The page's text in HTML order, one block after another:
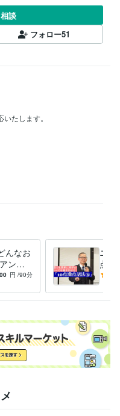
談
フォロー51
たします。
ネージャー
知りたい
: 2021年
コンサルタント
マネジメント
んなお
ンガ
ルタン
円 /90分
ニー
点話
ニー
う。